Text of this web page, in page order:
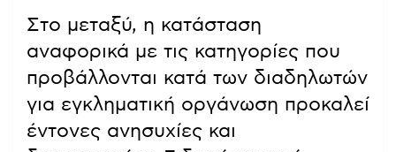
Στο μεταξύ, η κατάσταση
αναφορικά με τις κατηγορίες που
προβάλλονται κατά των διαδηλωτών
για εγκληματική οργάνωση προκαλεί
έντονες ανησυχίες και